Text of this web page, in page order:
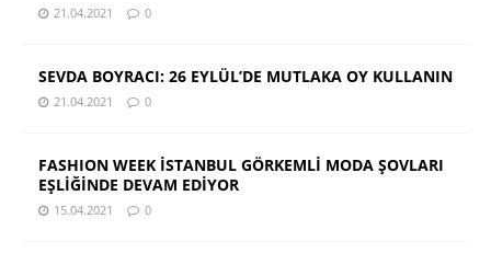
21.04.2021 0
SEVDA BOYRACI: 26 EYLÜL’DE MUTLAKA OY KULLANIN
21.04.2021 0
FASHION WEEK İSTANBUL GÖRKEMLİ MODA ŞOVLARI
EŞLİĞİNDE DEVAM EDİYOR
15.04.2021 0